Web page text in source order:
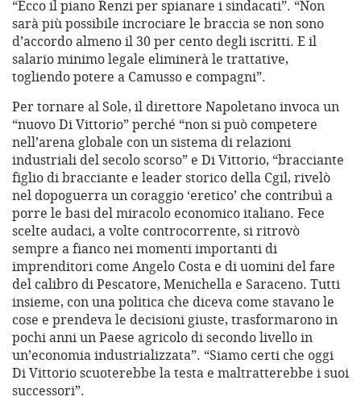
“Ecco il piano Renzi per spianare i sindacati”. “Non
sarà più possibile incrociare le braccia se non sono
d’accordo almeno il 30 per cento degli iscritti. E il
salario minimo legale eliminerà le trattative,
togliendo potere a Camusso e compagni”.
Per tornare al Sole, il direttore Napoletano invoca un
“nuovo Di Vittorio” perché “non si può competere
nell’arena globale con un sistema di relazioni
industriali del secolo scorso” e Di Vittorio, “bracciante
figlio di bracciante e leader storico della Cgil, rivelò
nel dopoguerra un coraggio ‘eretico’ che contribuì a
porre le basi del miracolo economico italiano. Fece
scelte audaci, a volte controcorrente, si ritrovò
sempre a fianco nei momenti importanti di
imprenditori come Angelo Costa e di uomini del fare
del calibro di Pescatore, Menichella e Saraceno. Tutti
insieme, con una politica che diceva come stavano le
cose e prendeva le decisioni giuste, trasformarono in
pochi anni un Paese agricolo di secondo livello in
un’economia industrializzata”. “Siamo certi che oggi
Di Vittorio scuoterebbe la testa e maltratterebbe i suoi
successori”.